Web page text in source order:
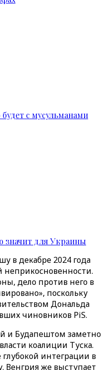
с мусульманами
значит для Украины
в декабре 2024 года
неприкосновенности.
дело против него в
поскольку
Дональда
чиновников PiS.
и Будапештом заметно
коалиции Туска.
интеграции в
Венгрия же выступает